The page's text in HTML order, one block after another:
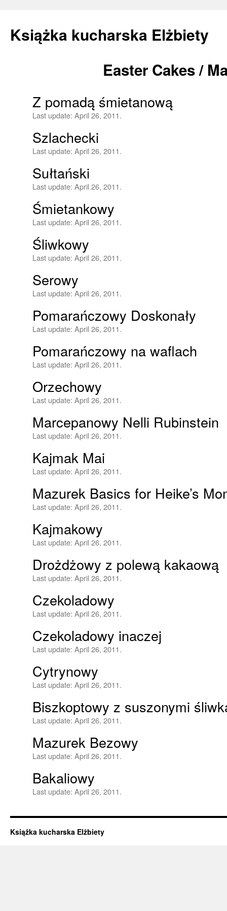
Książka kucharska Elżbiety
content
Easter Cakes /
Z pomadą śmietanową
Last update: April 26, 2011.
Szlachecki
Last update: April 26, 2011.
Sułtański
Last update: April 26, 2011.
Śmietankowy
Last update: April 26, 2011.
Śliwkowy
Last update: April 26, 2011.
Serowy
Last update: April 26, 2011.
Pomarańczowy Doskonały
Last update: April 26, 2011.
Pomarańczowy na waflach
Last update: April 26, 2011.
Orzechowy
Last update: April 26, 2011.
Marcepanowy Nelli Rubinstein
Last update: April 26, 2011.
Kajmak Mai
Last update: April 26, 2011.
Mazurek Basics for Heike’s
Last update: April 26, 2011.
Kajmakowy
Last update: April 26, 2011.
Drożdżowy z polewą kakaową
Last update: April 26, 2011.
Czekoladowy
Last update: April 26, 2011.
Czekoladowy inaczej
Last update: April 26, 2011.
Cytrynowy
Last update: April 26, 2011.
Biszkoptowy z suszonymi
Last update: April 26, 2011.
Mazurek Bezowy
Last update: April 26, 2011.
Bakaliowy
Last update: April 26, 2011.
Książka kucharska Elżbiety